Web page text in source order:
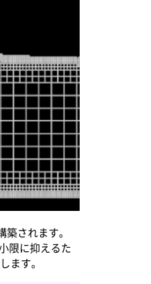
されます。
限に抑えるた
ます。